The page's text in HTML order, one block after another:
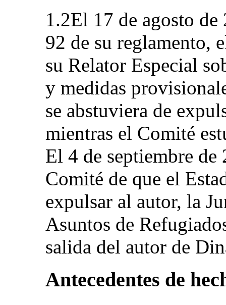
1.2El 17 de agosto
92 de su reglamento,
su Relator Especial
y medidas
se abstuviera de
mientras el Comité
El 4 de septiembre
Comité de que el
expulsar al autor, la
Asuntos de
salida del autor de
Antecedentes de